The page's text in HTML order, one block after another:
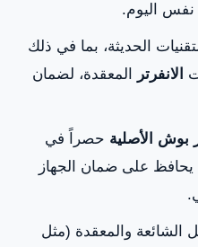
نفس اليوم.
الحديثة، بما في ذلك
الانفرتر
المعقدة، لضمان
بوش الأصلية حصراً في
يحافظ على ضمان الجهاز
الشائعة والمعقدة (مثل